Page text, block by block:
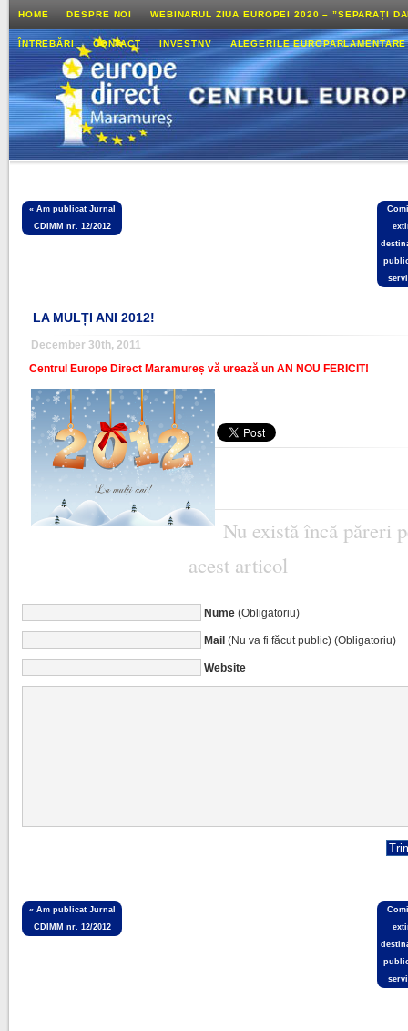
HOME DESPRE NOI WEBINARUL ZIUA EUROPEI 2020 – ”SEPARAȚI
ÎNTREBĂRI CONTACT INVESTNV ALEGERILE
« Am publicat Jurnal
CDIMM nr. 12/2012
LA MULȚI ANI 2012!
December 30th, 2011
Centrul Europe Direct Maramureș vă urează un AN NOU FERICIT!
Nu există încă păreri
acest articol
Nume(Obligatoriu)
Mail(Nu va fi făcut public) (Obligatoriu)
Website
« Am publicat Jurnal
CDIMM nr. 12/2012